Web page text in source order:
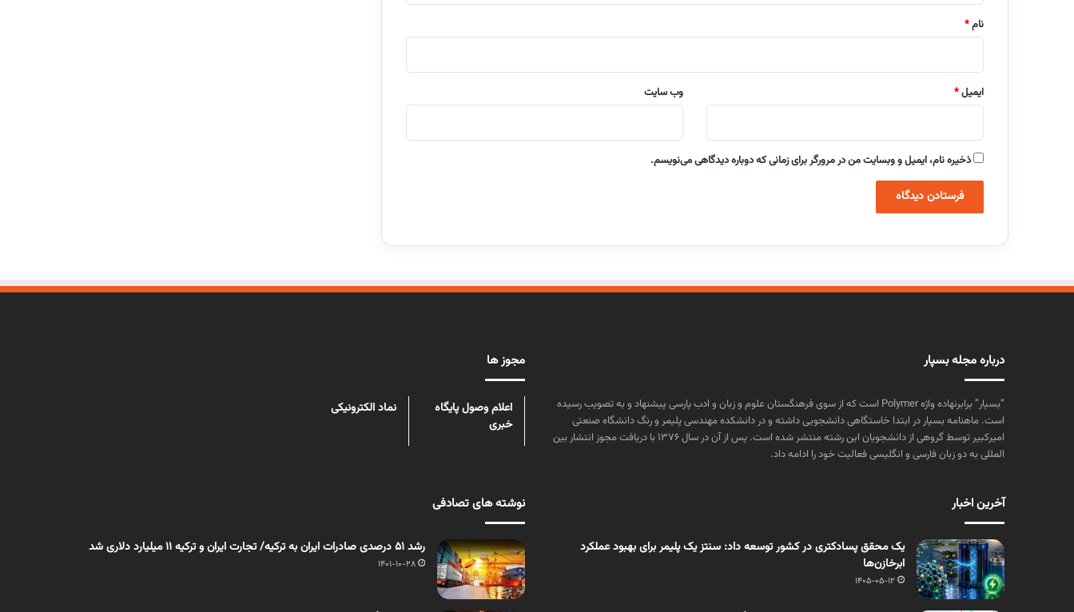
نام*
ایمیل* وب‌ سایت
ذخیره نام، ایمیل و وبسایت من در مرورگر برای زمانی که دوباره دیدگاهی می‌نویسم.
درباره مجله بسپار
“بسپار” برابرنهاده واژه Polymer است که از سوی فرهنگستان علوم و زبان و ادب پارسی پیشنهاد و به تصویب رسیده
است. ماهنامه بسپار در ابتدا خاستگاهی دانشجویی داشته و در دانشکده مهندسی پلیمر و رنگ دانشگاه صنعتی
امیرکبیر توسط گروهی از دانشجویان این رشته منتشر شده است. پس از آن در سال ۱۳۷۶ با دریافت مجوز انتشار بین
المللی به دو زبان فارسی و انگلیسی فعالیت خود را ادامه داد.
مجوز ها
اعلام وصول پایگاه
خبری
نماد الکترونیکی
آخرین اخبار
یک محقق پسادکتری در کشور توسعه داد: سنتز یک پلیمر برای بهبود عملکرد
ابرخازن‌ها
1405-05-12
نوشته های تصادفی
رشد 51 درصدی صادرات ایران به ترکیه/ تجارت ایران و ترکیه 11 میلیارد دلاری شد
1401-10-28